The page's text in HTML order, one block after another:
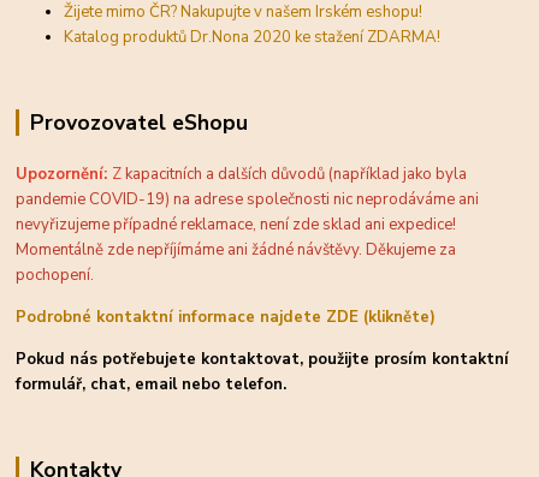
Žijete mimo ČR? Nakupujte v našem Irském eshopu!
Katalog produktů Dr.Nona 2020 ke stažení ZDARMA!
Provozovatel eShopu
Upozornění: Z kapacitních a dalších důvodů (například jako byla
pandemie COVID-19) na adrese společnosti nic neprodáváme ani
nevyřizujeme případné reklamace, není zde sklad ani expedice!
Momentálně zde nepříjímáme ani žádné návštěvy. Děkujeme za
pochopení.
Podrobné kontaktní informace najdete ZDE (klikněte)
Pokud nás potřebujete kontaktovat, použijte prosím kontaktní
formulář, chat, email nebo telefon.
Kontakty